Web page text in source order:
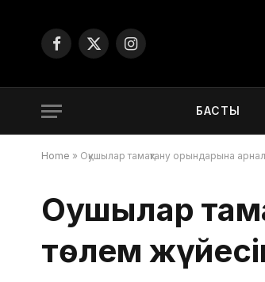
Facebook
X
Instagram
БАСТЫ
Home » Оқушылар тамақтану орындарына
Оқушылар
төлем